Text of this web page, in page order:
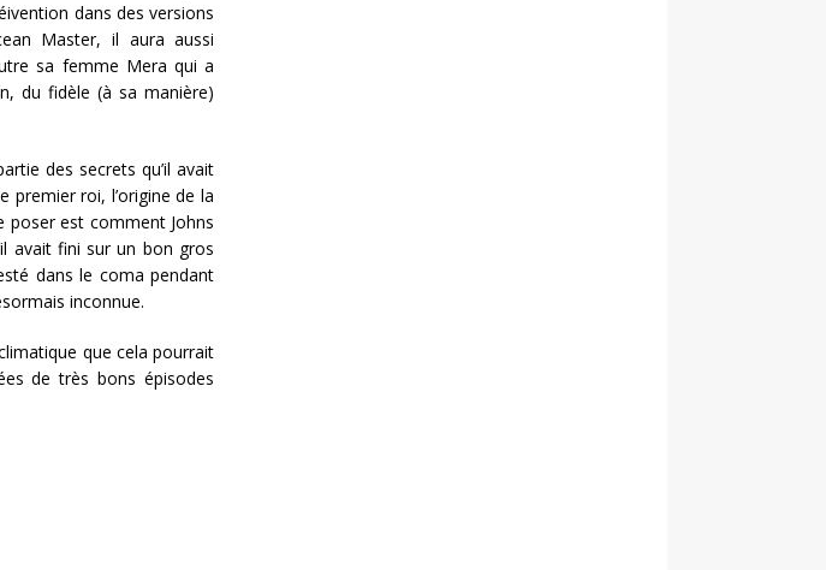
dans des versions
Master, il aura aussi
sa femme Mera qui a
du fidèle (à sa manière)
des secrets qu’il avait
premier roi, l’origine de la
poser est comment Johns
avait fini sur un bon gros
dans le coma pendant
inconnue.
que cela pourrait
de très bons épisodes